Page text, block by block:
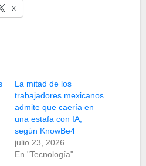
X
La mitad de los
trabajadores mexicanos
admite que caería en
una estafa con IA,
según KnowBe4
julio 23, 2026
En "Tecnología"